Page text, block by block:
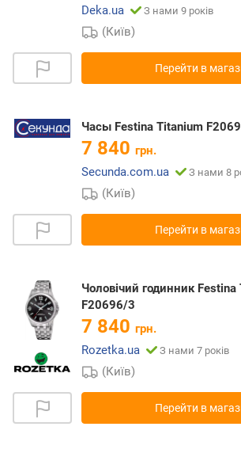
Deka.ua
З нами 9 років
(Київ)
Перейти в
Часы Festina Titanium
7 840 грн.
Secunda.com.ua
З нами 8
(Київ)
Перейти в
Чоловічий годинник
F20696/3
7 840 грн.
Rozetka.ua
З нами 7 років
(Київ)
Перейти в